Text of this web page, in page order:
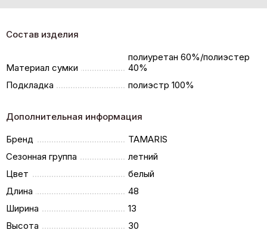
Состав изделия
Материал сумки
полиуретан 60%/полиэстер
40%
Подкладка
полиэстр 100%
Дополнительная информация
Бренд
TAMARIS
Сезонная группа
летний
Цвет
белый
Длина
48
Ширина
13
Высота
30